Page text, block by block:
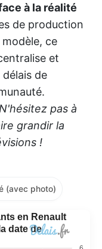
à la réalité
de production
ce
et
de
pas à
grandir la
!
(avec photo)
en Renault
date de